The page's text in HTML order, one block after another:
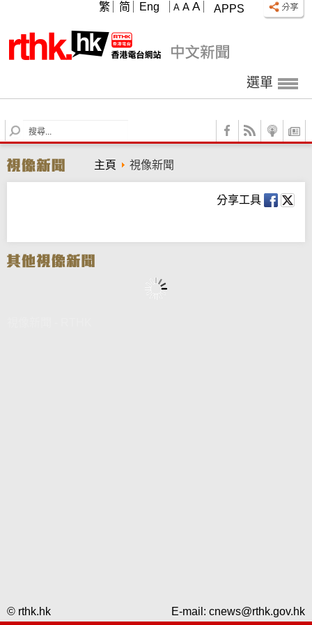
APPS
A A A
繁 简 Eng
選單
S
e
r
c
主頁 視像新聞
分享工具
© rthk.hk E-mail: cnews@rthk.gov.hk